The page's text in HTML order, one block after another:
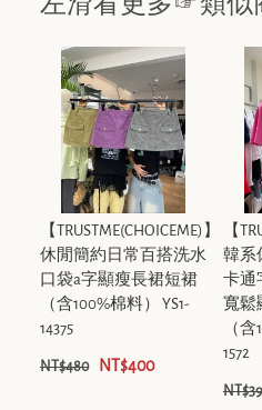
【TRUSTME(CHOICEME)】
休閒簡約日常百搭洗水
口袋a字顯瘦長裙短裙
（含100%棉料） YS1-
14375
NT$480 NT$400
【
韓系
卡通
寬鬆
（
1572